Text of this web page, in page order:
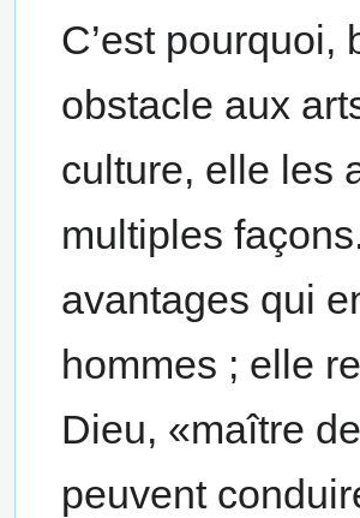
C’est pourquoi,
obstacle aux
culture, elle les
multiples
avantages qui
hommes ; elle
Dieu, «maître
peuvent